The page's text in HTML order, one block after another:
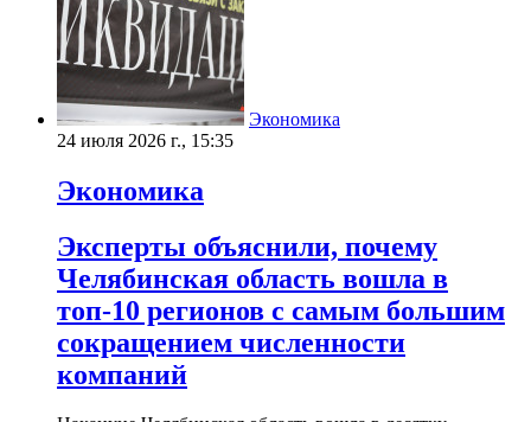
Экономика
24 июля 2026 г., 15:35
Экономика
Эксперты объяснили, почему
Челябинская область вошла в
топ-10 регионов с самым большим
сокращением численности
компаний